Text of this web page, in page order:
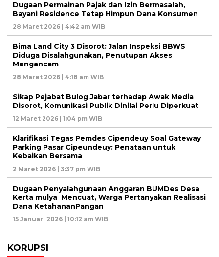
Dugaan Permainan Pajak dan Izin Bermasalah,
Bayani Residence Tetap Himpun Dana Konsumen
28 Maret 2026 | 4:42 am WIB
Bima Land City 3 Disorot: Jalan Inspeksi BBWS
Diduga Disalahgunakan, Penutupan Akses
Mengancam
28 Maret 2026 | 4:18 am WIB
Sikap Pejabat Bulog Jabar terhadap Awak Media
Disorot, Komunikasi Publik Dinilai Perlu Diperkuat
12 Maret 2026 | 1:04 pm WIB
Klarifikasi Tegas Pemdes Cipendeuy Soal Gateway
Parking Pasar Cipeundeuy: Penataan untuk
Kebaikan Bersama
2 Maret 2026 | 3:37 pm WIB
Dugaan Penyalahgunaan Anggaran BUMDes Desa
Kerta mulya Mencuat, Warga Pertanyakan Realisasi
Dana KetahananPangan
15 Januari 2026 | 10:12 am WIB
KORUPSI